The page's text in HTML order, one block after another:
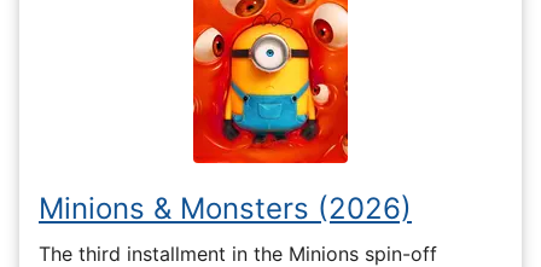
Minions & Monsters (2026)
The third installment in the Minions spin-off